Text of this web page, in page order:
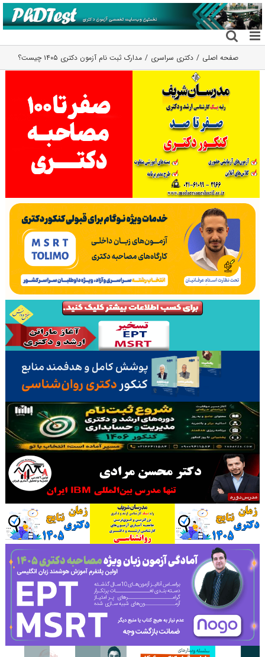
رفتن
به
محتوا
صفحه اصلی دکتری سراسری مدارک ثبت نام آزمون دکتری ۱۴۰۵ چیست؟